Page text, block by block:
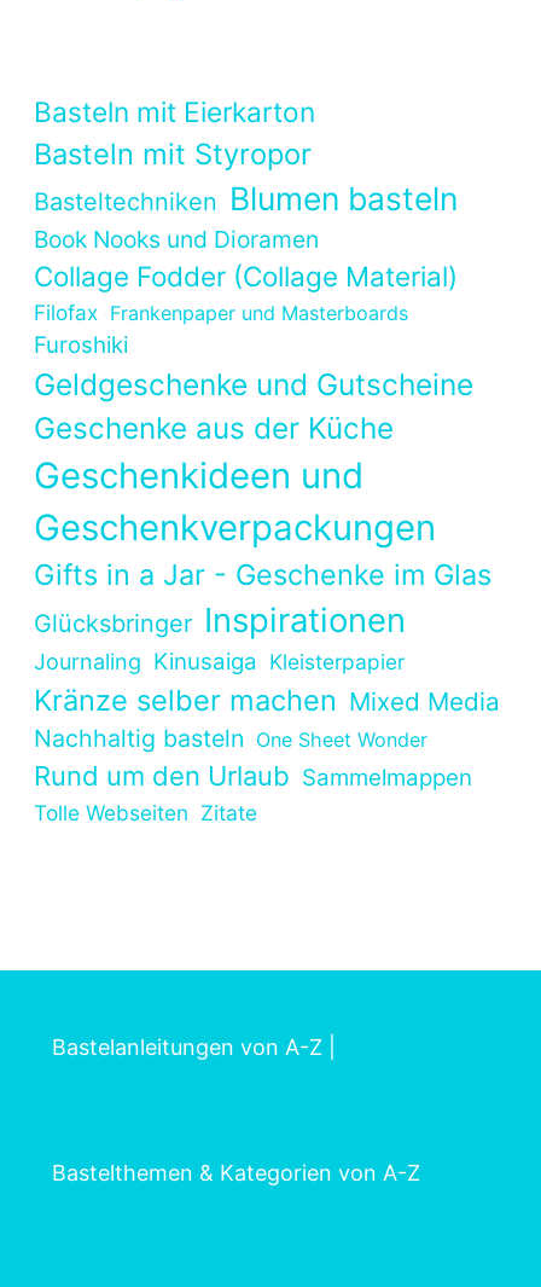
Basteln mit Eierkarton
Basteln mit Styropor
Basteltechniken Blumen basteln
Book Nooks und Dioramen
Collage Fodder (Collage Material)
Filofax Frankenpaper und Masterboards
Furoshiki
Geldgeschenke und Gutscheine
Geschenke aus der Küche
Geschenkideen und
Geschenkverpackungen
Gifts in a Jar - Geschenke im Glas
Glücksbringer Inspirationen
Journaling Kinusaiga Kleisterpapier
Kränze selber machen Mixed Media
Nachhaltig basteln One Sheet Wonder
Rund um den Urlaub Sammelmappen
Tolle Webseiten Zitate
Bastelanleitungen von A-Z
Bastelthemen & Kategorien von A-Z